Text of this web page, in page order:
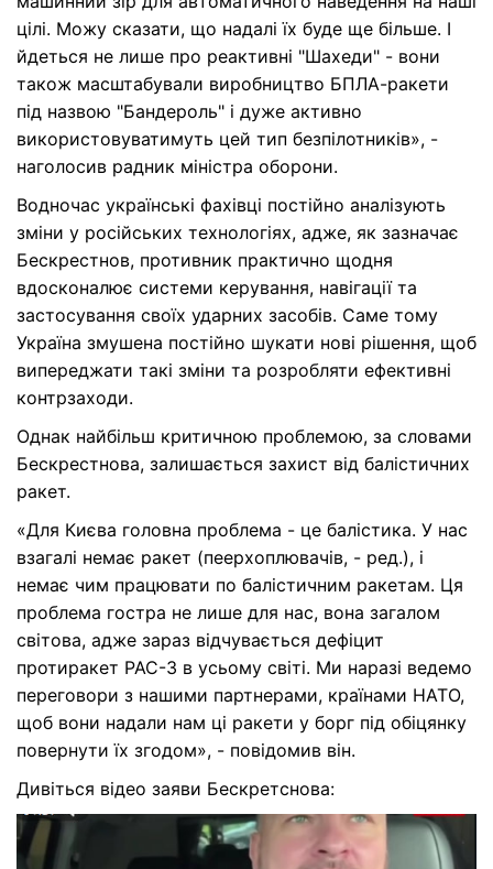
цілі. Можу сказати, що надалі їх буде ще більше. І
йдеться не лише про реактивні "Шахеди" - вони
також масштабували виробництво БПЛА-ракети
під назвою "Бандероль" і дуже активно
використовуватимуть цей тип безпілотників», -
наголосив радник міністра оборони.
Водночас українські фахівці постійно аналізують
зміни у російських технологіях, адже, як зазначає
Бескрестнов, противник практично щодня
вдосконалює системи керування, навігації та
застосування своїх ударних засобів. Саме тому
Україна змушена постійно шукати нові рішення, щоб
випереджати такі зміни та розробляти ефективні
контрзаходи.
Однак найбільш критичною проблемою, за словами
Бескрестнова, залишається захист від балістичних
ракет.
«Для Києва головна проблема - це балістика. У нас
взагалі немає ракет (пеерхоплювачів, - ред.), і
немає чим працювати по балістичним ракетам. Ця
проблема гостра не лише для нас, вона загалом
світова, адже зараз відчувається дефіцит
протиракет PAC-3 в усьому світі. Ми наразі ведемо
переговори з нашими партнерами, країнами НАТО,
щоб вони надали нам ці ракети у борг під обіцянку
повернути їх згодом», - повідомив він.
Дивіться відео заяви Бескретснова: